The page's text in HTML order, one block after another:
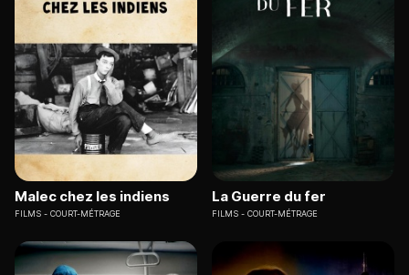
Malec chez les indiens
FILMS COURT-MÉTRAGE
La Guerre du fer
FILMS COURT-MÉTRAGE